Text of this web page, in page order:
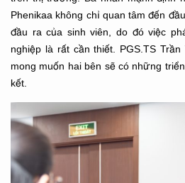
Phenikaa không chỉ quan tâm đến
đầu ra của sinh viên, do đó việc
nghiệp là rất cần thiết. PGS.TS
mong muốn hai bên sẽ có những
kết.